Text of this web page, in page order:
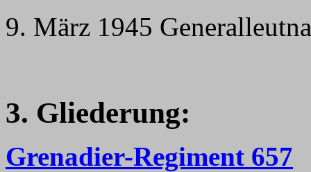
9. März 1945
3. Gliederung:
Grenadier-Regiment 657